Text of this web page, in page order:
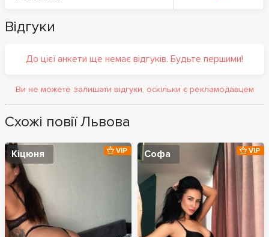
Відгуки
До цієї анкети ще немає відгуків. Будьте першими!
Ви не можете залишати відгуки, оскільки є рекламодавцем
Схожі повії Львова
Кіцюня VIP Софа VIP